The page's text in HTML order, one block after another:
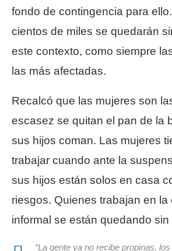
fondo de contingencia para
cientos de miles se quedarán
este contexto, como siempre
las más afectadas.
Recalcó que las mujeres son
escasez se quitan el pan de la
sus hijos coman. Las mujeres
trabajar cuando ante la
sus hijos están solos en casa
riesgos. Quienes trabajan en la
informal se están quedando sin
“La gente ya no recibe propinas,